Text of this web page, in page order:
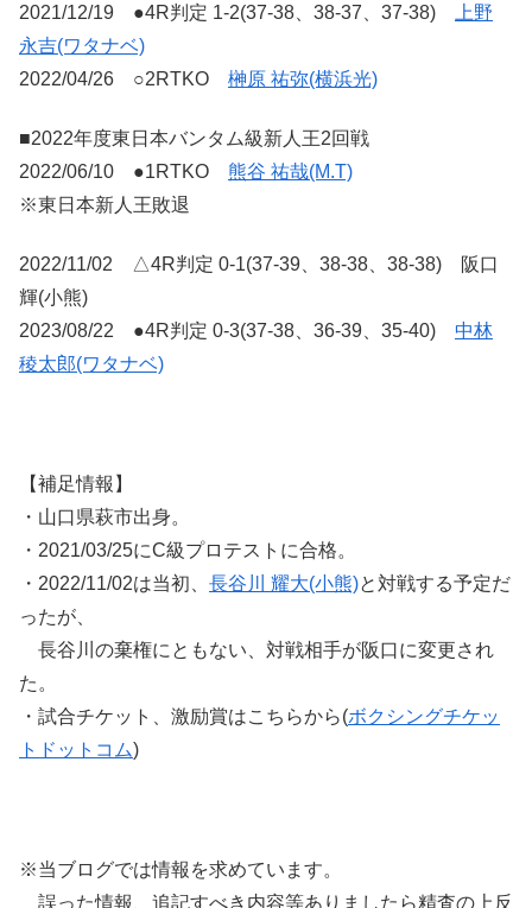
2021/12/19 ●4R判定 1-2(37-38、38-37、37-38)
上野
永吉(ワタナベ)
2022/04/26 ○2RTKO 榊原 祐弥(横浜光)
■2022年度東日本バンタム級新人王2回戦
2022/06/10 ●1RTKO 熊谷 祐哉(M.T)
※東日本新人王敗退
2022/11/02 △4R判定 0-1(37-39、38-38、38-38) 阪口
輝(小熊)
2023/08/22 ●4R判定 0-3(37-38、36-39、35-40) 中林
稜太郎(ワタナベ)
【補足情報】
・山口県萩市出身。
・2021/03/25にC級プロテストに合格。
・2022/11/02は当初、 長谷川 耀大(小熊)と対戦する予定だ
ったが、
長谷川の棄権にともない、対戦相手が阪口に変更され
た。
・試合チケット、激励賞はこちらから(ボクシングチケッ
トドットコム)
※当ブログでは情報を求めています。
誤った情報、追記すべき内容等ありましたら精査の上反